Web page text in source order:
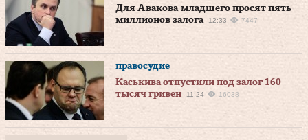
Для Авакова-младшего просят пять
миллионов залога
12:33 7447
правосудие
Каськива отпустили под залог 160
тысяч гривен
11:24 16038